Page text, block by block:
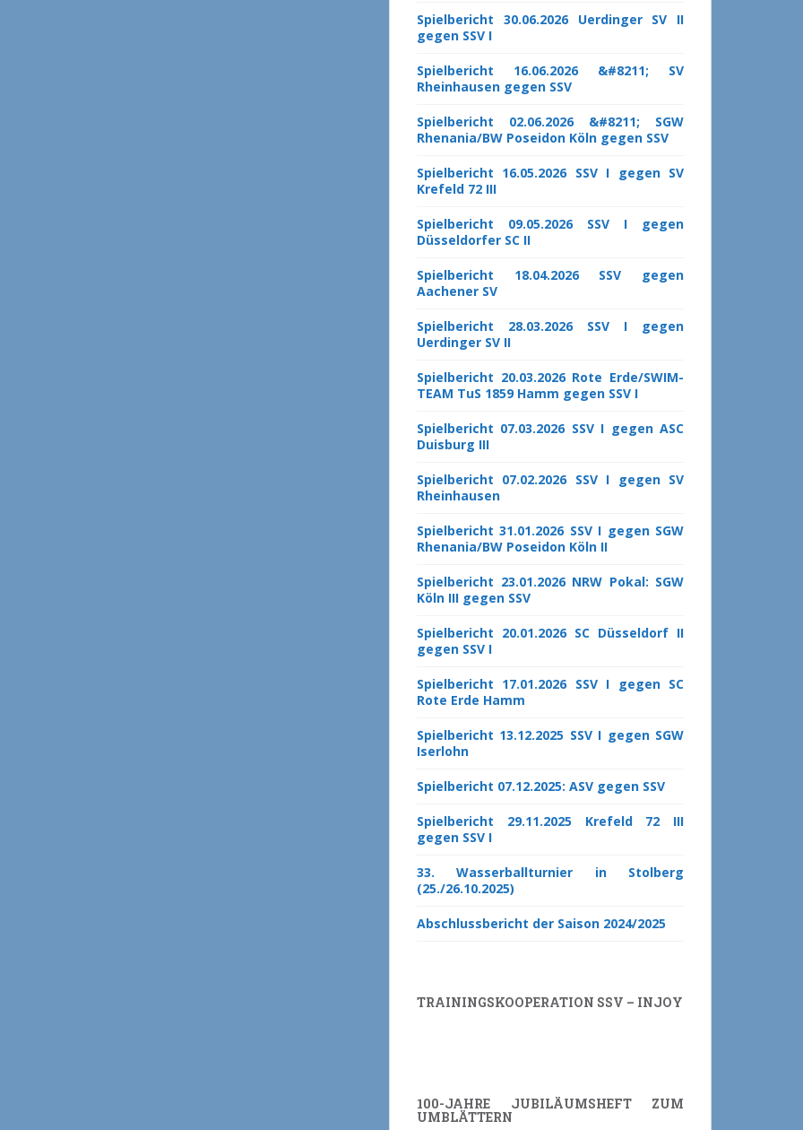
Spielbericht 30.06.2026 Uerdinger SV II
gegen SSV I
Spielbericht 16.06.2026 &#8211; SV
Rheinhausen gegen SSV
Spielbericht 02.06.2026 &#8211; SGW
Rhenania/BW Poseidon Köln gegen SSV
Spielbericht 16.05.2026 SSV I gegen SV
Krefeld 72 III
Spielbericht 09.05.2026 SSV I gegen
Düsseldorfer SC II
Spielbericht 18.04.2026 SSV gegen
Aachener SV
Spielbericht 28.03.2026 SSV I gegen
Uerdinger SV II
Spielbericht 20.03.2026 Rote Erde/SWIM-
TEAM TuS 1859 Hamm gegen SSV I
Spielbericht 07.03.2026 SSV I gegen ASC
Duisburg III
Spielbericht 07.02.2026 SSV I gegen SV
Rheinhausen
Spielbericht 31.01.2026 SSV I gegen SGW
Rhenania/BW Poseidon Köln II
Spielbericht 23.01.2026 NRW Pokal: SGW
Köln III gegen SSV
Spielbericht 20.01.2026 SC Düsseldorf II
gegen SSV I
Spielbericht 17.01.2026 SSV I gegen SC
Rote Erde Hamm
Spielbericht 13.12.2025 SSV I gegen SGW
Iserlohn
Spielbericht 07.12.2025: ASV gegen SSV
Spielbericht 29.11.2025 Krefeld 72 III
gegen SSV I
33. Wasserballturnier in Stolberg
(25./26.10.2025)
Abschlussbericht der Saison 2024/2025
TRAININGSKOOPERATION SSV – INJOY
100-JAHRE JUBILÄUMSHEFT ZUM
UMBLÄTTERN